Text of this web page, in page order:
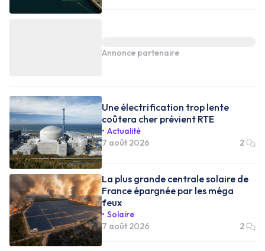
Annonce partenaire
Une électrification trop lente
coûtera cher prévient RTE
Actualité
7 août 2026
2
La plus grande centrale solaire de
France épargnée par les méga
feux
Solaire
7 août 2026
2